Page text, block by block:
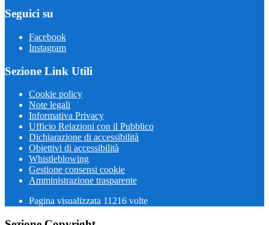
Seguici su
Facebook
Instagram
Sezione Link Utili
Cookie policy
Note legali
Informativa Privacy
Ufficio Relazioni con il Pubblico
Dichiarazione di accessibilità
Obiettivi di accessibilità
Whistleblowing
Gestione consensi cookie
Amministrazione trasparente
Pagina visualizzata 11216 volte